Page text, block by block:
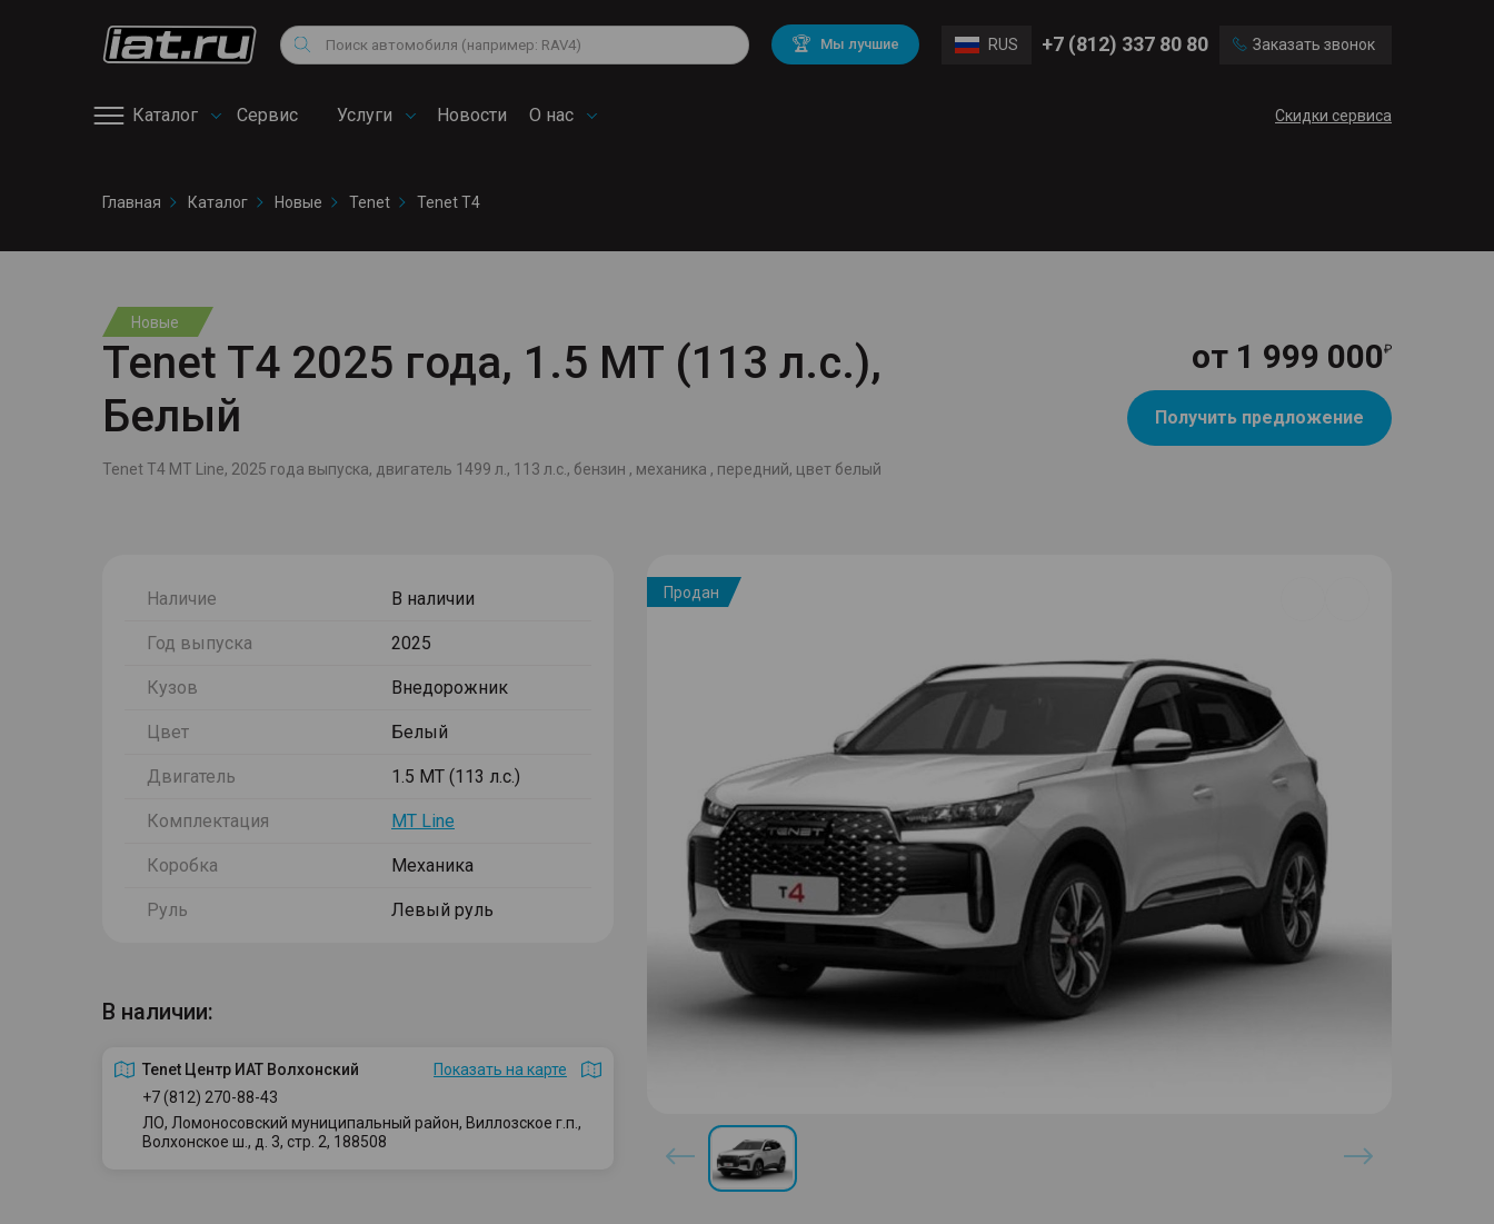
Поиск 🏆 Мы лучшие RUS +7 (812) 337 80 80 Заказать звонок
Каталог Сервис
сервис
Услуги Новости О нас Скидки сервиса
Снегоходы
Квадроциклы
Volkswagen
Mitsubishi BMW
Audi
Chevrolet Mercedes Benz
Главная Каталог Новые Tenet Tenet T4
Новые
Tenet T4 2025 года, 1.5 MT (113 л.с.),
Белый
Tenet T4 MT Line, 2025 года выпуска, двигатель 1499 л., 113 л.с., бензин , механика , передний, цвет белый
от 1 999 000
Получить предложение
Наличие В наличии
Год выпуска 2025
Кузов Внедорожник
Цвет Белый
Двигатель 1.5 MT (113 л.с.)
Комплектация MT Line
Коробка Механика
Руль Левый руль
В наличии:
Tenet Центр ИАТ Волхонский
Показать на карте
+7 (812) 270-88-43
ЛО, Ломоносовский муниципальный район, Виллозское г.п.,
Волхонское ш., д. 3, стр. 2, 188508
Продан